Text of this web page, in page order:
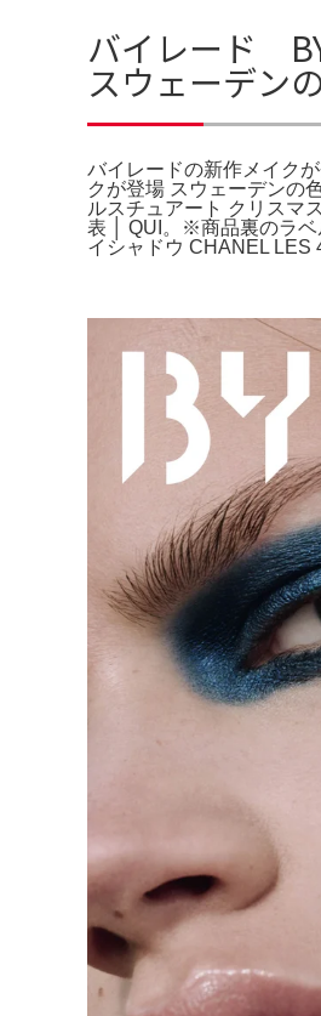
バイレード
スウェーデン
バイレードの新作メイク
クが登場 スウェーデンの
ルスチュアート クリスマ
表 │ QUI。※商品裏のラベ
イシャドウ CHANEL LES